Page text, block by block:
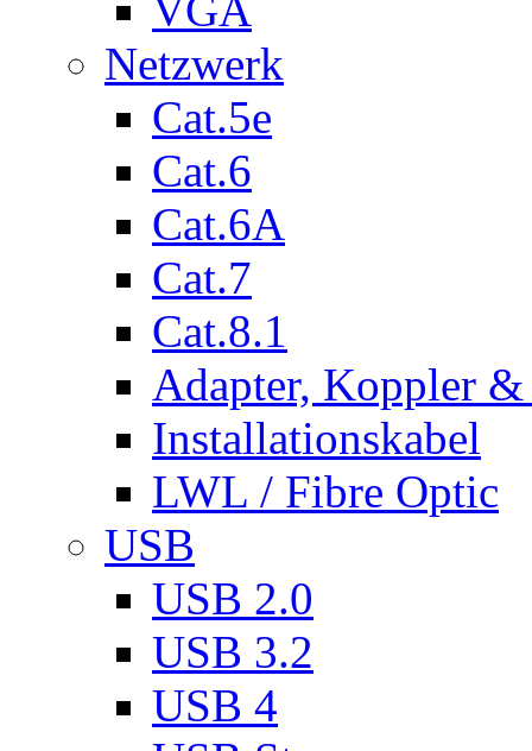
Netzwerk
Cat.5e
Cat.6
Cat.6A
Cat.7
Cat.8.1
Adapter, Koppler &
Installationskabel
LWL / Fibre Optic
USB
USB 2.0
USB 3.2
USB 4